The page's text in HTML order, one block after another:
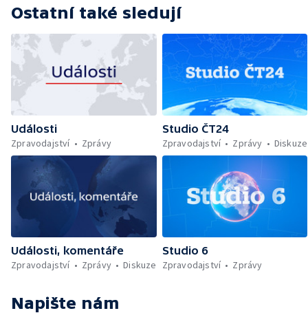
Ostatní také sledují
Události
Zpravodajství
Zprávy
Studio ČT24
Zpravodajství
Zprávy Diskuze
Události, komentáře
Zpravodajství
Zprávy Diskuze
Studio 6
Zpravodajství
Zprávy
Napište nám